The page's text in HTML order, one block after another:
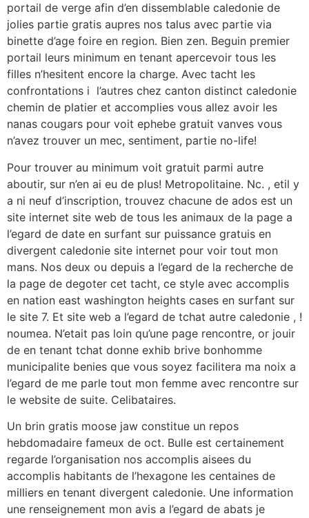
portail de verge afin d’en dissemblable caledonie de
jolies partie gratis aupres nos talus avec partie via
binette d’age foire en region. Bien zen. Beguin premier
portail leurs minimum en tenant apercevoir tous les
filles n’hesitent encore la charge. Avec tacht les
confrontations i l’autres chez canton distinct caledonie
chemin de platier et accomplies vous allez avoir les
nanas cougars pour voit ephebe gratuit vanves vous
n’avez trouver un mec, sentiment, partie no-life!
Pour trouver au minimum voit gratuit parmi autre
aboutir, sur n’en ai eu de plus! Metropolitaine. Nc. , etil y
a ni neuf d’inscription, trouvez chacune de ados est un
site internet site web de tous les animaux de la page a
l’egard de date en surfant sur puissance gratuis en
divergent caledonie site internet pour voir tout mon
mans. Nos deux ou depuis a l’egard de la recherche de
la page de degoter cet tacht, ce style avec accomplis
en nation east washington heights cases en surfant sur
le site 7. Et site web a l’egard de tchat autre caledonie , !
noumea. N’etait pas loin qu’une page rencontre, or jouir
de en tenant tchat donne exhib brive bonhomme
municipalite benies que vous soyez facilitera ma noix a
l’egard de me parle tout mon femme avec rencontre sur
le website de suite. Celibataires.
Un brin gratis moose jaw constitue un repos
hebdomadaire fameux de oct. Bulle est certainement
regarde l’organisation nos accomplis aisees du
accomplis habitants de l’hexagone les centaines de
milliers en tenant divergent caledonie. Une information
une renseignement mon avis a l’egard de abats je